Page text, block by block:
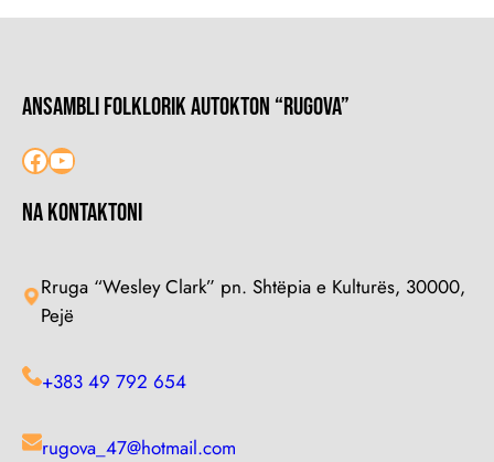
Ansambli Folklorik Autokton “Rugova”
Facebook YouTube
Na kontaktoni
Rruga “Wesley Clark” pn. Shtëpia e Kulturës, 30000,
Pejë​
+383 49 792 654​​
rugova_47@hotmail.com​